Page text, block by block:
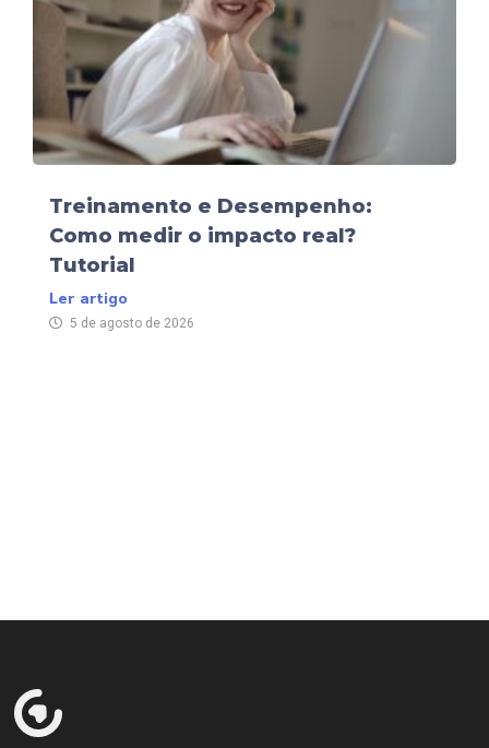
Treinamento e Desempenho:
Como medir o impacto real?
Tutorial
Ler artigo
5 de agosto de 2026